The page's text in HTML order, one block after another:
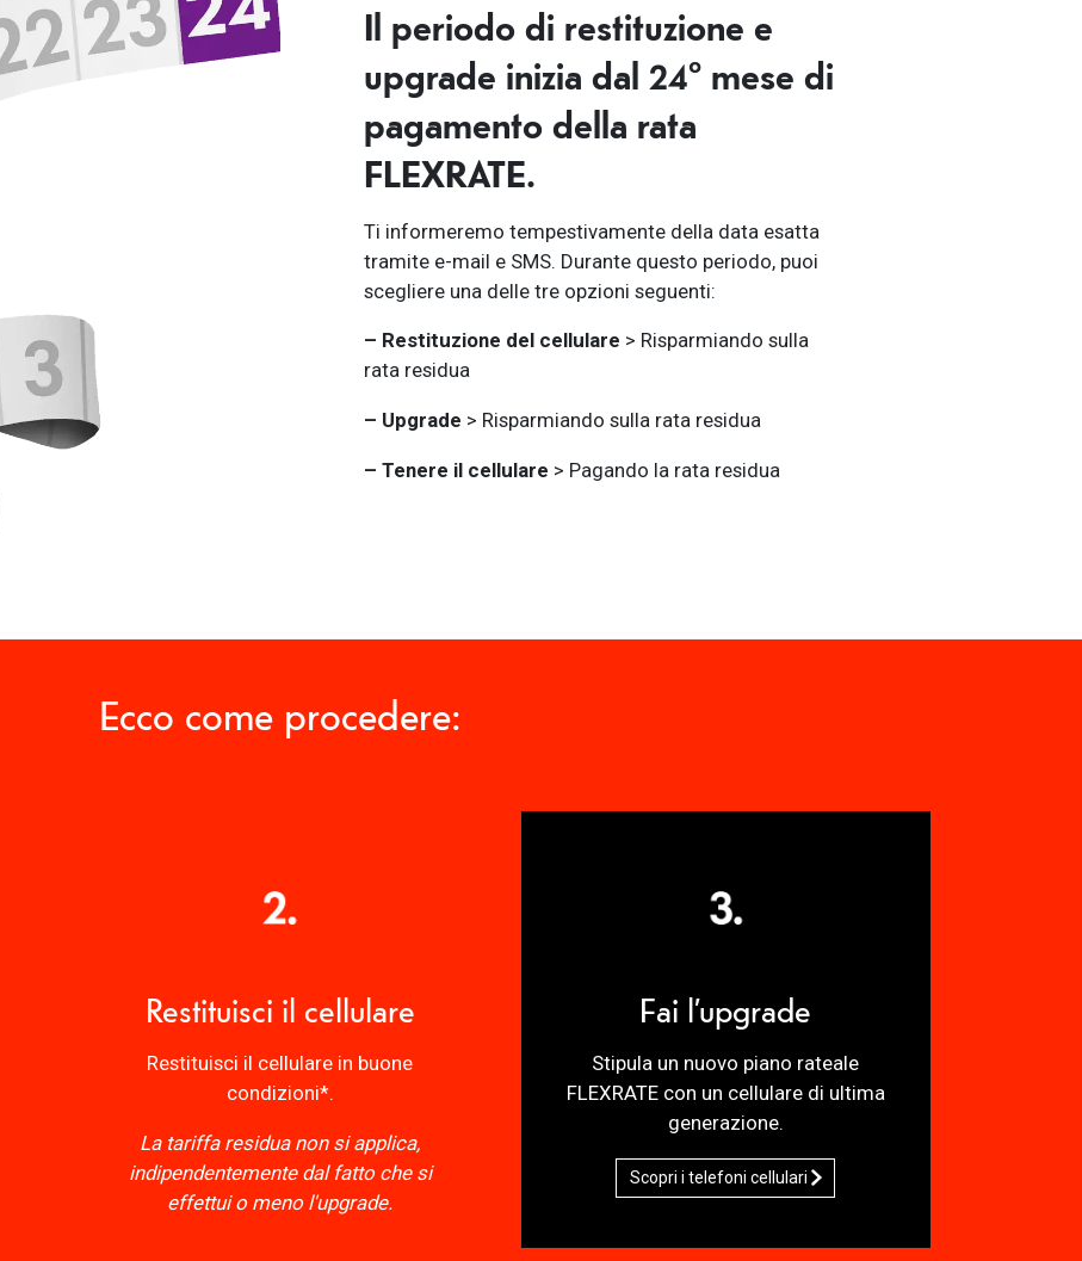
Il periodo di restituzione e
upgrade inizia dal 24° mese di
pagamento della rata
FLEXRATE.
Ti informeremo tempestivamente della data esatta
tramite e-mail e SMS. Durante questo periodo, puoi
scegliere una delle tre opzioni seguenti:
– Restituzione del cellulare > Risparmiando sulla
rata residua
– Upgrade > Risparmiando sulla rata residua
– Tenere il cellulare > Pagando la rata residua
Ecco come procedere:
Restituisci il cellulare
Restituisci il cellulare in buone
condizioni*.
La tariffa residua non si applica,
indipendentemente dal fatto che si
effettui o meno l'upgrade.
Fai l’upgrade
Stipula un nuovo piano rateale
FLEXRATE con un cellulare di ultima
generazione.
Scopri i telefoni cellulari